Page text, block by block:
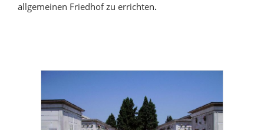
allgemeinen Friedhof zu errichten.